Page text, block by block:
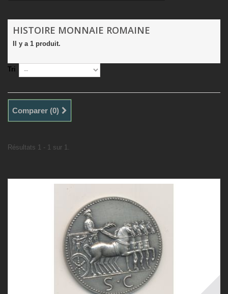
HISTOIRE MONNAIE ROMAINE
Il y a 1 produit.
Tri
Comparer (0)
Résultats 1 - 1 sur 1.